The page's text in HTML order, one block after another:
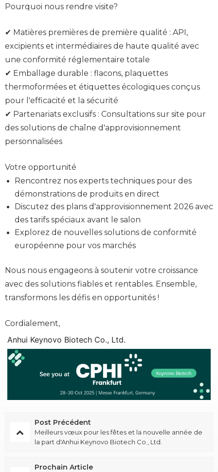
Pourquoi nous rendre visite?
✔ Matières premières de première qualité : API,
excipients et intermédiaires de haute qualité avec
une conformité réglementaire totale
✔ Emballage durable : flacons, plaquettes
thermoformées et étiquettes écologiques conçus
pour l'efficacité et la sécurité
✔ Partenariats exclusifs : Consultations sur site pour
des solutions de chaîne d'approvisionnement
personnalisées
Votre opportunité
Rencontrez nos experts techniques pour des
démonstrations de produits en direct
Discutez des plans d'approvisionnement 2026 avec
des tarifs spéciaux avant le salon
Explorez de nouvelles solutions de conformité
européenne pour vos marchés
Nous nous engageons à soutenir votre croissance
avec des solutions fiables et rentables. Ensemble,
transformons les défis en opportunités !
Cordialement,
Anhui Keynovo Biotech Co., Ltd.
Post Précédent
Meilleurs vœux pour les fêtes et la nouvelle année de
la part d'Anhui Keynovo Biotech Co., Ltd.
Prochain Article